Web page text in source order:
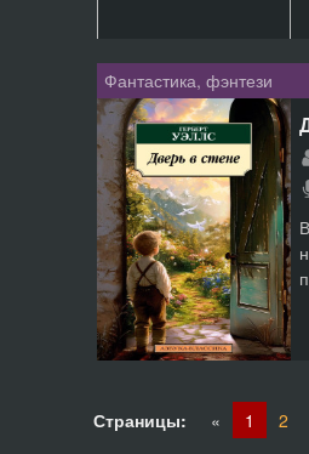
Фантастика, фэнтези
Страницы: « 1 2